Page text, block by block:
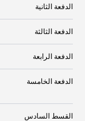
الدفعة الثانية
الدفعة الثالثة
الدفعة الرابعة
الدفعة الخامسة
القسط السادس